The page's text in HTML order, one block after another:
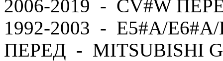
2006-2019 - CV#W
1992-2003 - E5#A/
ПЕРЕД - MITSUBISHI